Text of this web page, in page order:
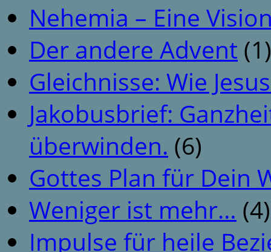
Nehemia – Eine
Der andere Advent (1)
Gleichnisse: Wie
Jakobusbrief:
überwinden. (6)
Gottes Plan für Dein
Weniger ist mehr… (4)
Impulse für heile